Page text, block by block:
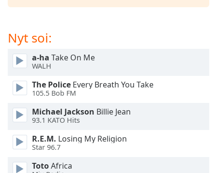
This
modal
Beginning
dialog
Escape
cancel
Nyt soi:
a-ha Take On Me
WALH
The Police Every Breath You Take
105.5 Bob FM
Michael Jackson Billie Jean
93.1 KATO Hits
R.E.M. Losing My Religion
Star 96.7
TotoAfrica